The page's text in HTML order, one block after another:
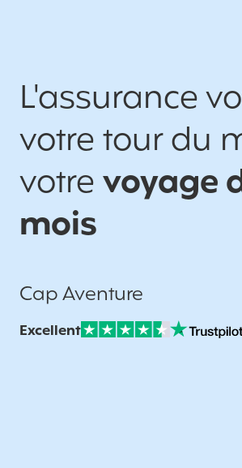
Cap Aventure
Note sur Avis vérifiés :
Excellent
L'assurance
votre tour du
votrevoyage
mois